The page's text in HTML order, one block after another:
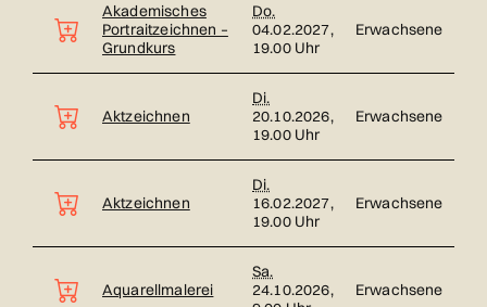
Akademisches
Portraitzeichnen –
Grundkurs
Do.
04.02.2027,
19.00 Uhr
Erwachsene
Aktzeichnen
Di.
20.10.2026,
19.00 Uhr
Erwachsene
Aktzeichnen
Di.
16.02.2027,
19.00 Uhr
Erwachsene
Aquarellmalerei
Sa.
24.10.2026,
Erwachsene